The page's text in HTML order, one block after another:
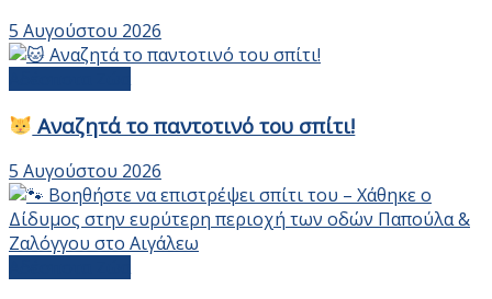
5 Αυγούστου 2026
Αναζητά το παντοτινό του σπίτι!
5 Αυγούστου 2026